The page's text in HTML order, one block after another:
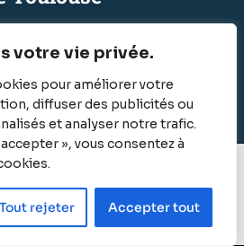
votre vie privée.
pour améliorer votre
diffuser des publicités ou
et analyser notre trafic.
», vous consentez à
Tout rejeter Accepter tout
interviennent dans tous
Cyprien, Jean-Jaurès,
Cafarelli, Patte d’Oie,
etc. Notre zone d’intervention
et englobe un rayon
Nous appeler